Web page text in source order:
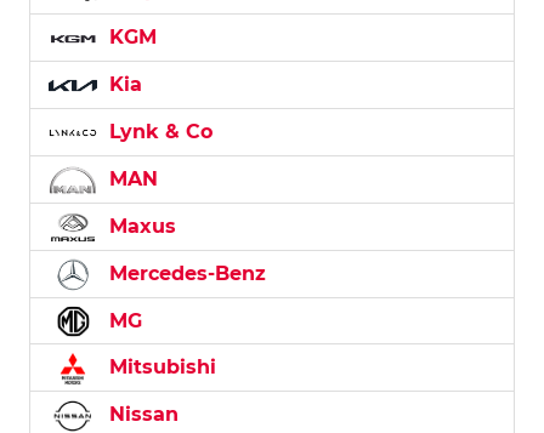
KGM
Kia
Lynk & Co
MAN
Maxus
Mercedes-Benz
MG
Mitsubishi
Nissan